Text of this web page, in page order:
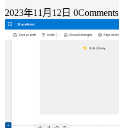
2023年11月12日 0Comments